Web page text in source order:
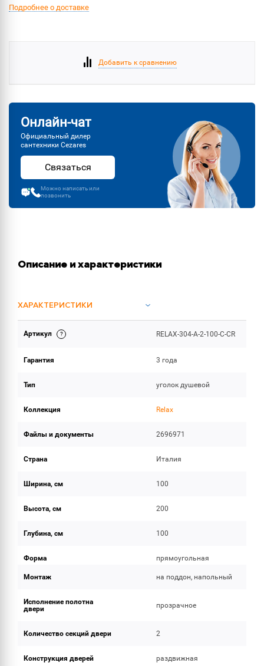
Подробнее о доставке
Добавить к сравнению
Онлайн-чат
Официальный дилер
сантехники Cezares
Связаться
Можно написать или
позвонить
Описание и характеристики
ХАРАКТЕРИСТИКИ
ИНСТРУКЦИИ И ДОКУМЕНТАЦИЯ
Артикул RELAX-304-A-2-100-C-CR
Гарантия 3 года
Тип уголок душевой
Коллекция Relax
Файлы и документы 2696971
Страна Италия
Ширина, см 100
Высота, см 200
Глубина, см 100
Форма прямоугольная
Монтаж на поддон, напольный
Исполнение полотна
двери
прозрачное
Количество секций двери 2
Конструкция дверей раздвижная